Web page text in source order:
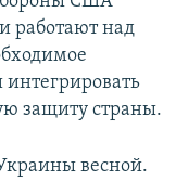
работают над
защиту страны.
весной.